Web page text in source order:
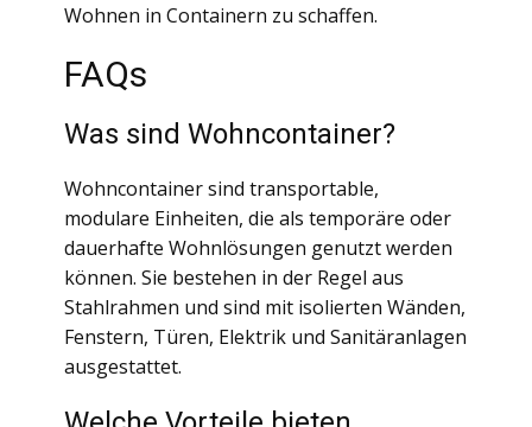
Wohnen in Containern zu schaffen.
FAQs
Was sind Wohncontainer?
Wohncontainer sind transportable,
modulare Einheiten, die als temporäre oder
dauerhafte Wohnlösungen genutzt werden
können. Sie bestehen in der Regel aus
Stahlrahmen und sind mit isolierten Wänden,
Fenstern, Türen, Elektrik und Sanitäranlagen
ausgestattet.